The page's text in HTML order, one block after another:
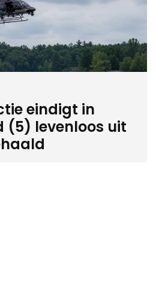
eindigt in
(5) levenloos uit